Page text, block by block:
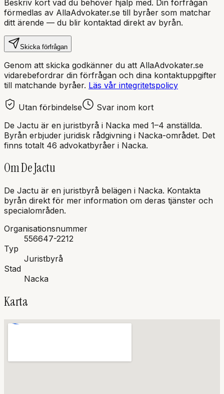
Beskriv kort vad du behöver hjälp med. Din förfrågan
förmedlas av AllaAdvokater.se till byråer som matchar
ditt ärende — du blir kontaktad direkt av byrån.
Skicka förfrågan
Genom att skicka godkänner du att AllaAdvokater.se
vidarebefordrar din förfrågan och dina kontaktuppgifter
till matchande byråer. Läs vår integritetspolicy
Utan förbindelse
Svar inom kort
De Jactu är en juristbyrå i Nacka med 1–4 anställda.
Byrån erbjuder juridisk rådgivning i Nacka-området. Det
finns totalt 46 advokatbyråer i Nacka.
OmDe Jactu
De Jactu är en juristbyrå belägen i Nacka. Kontakta
byrån direkt för mer information om deras tjänster och
specialområden.
Organisationsnummer
556647-2212
Typ
Juristbyrå
Stad
Nacka
Karta